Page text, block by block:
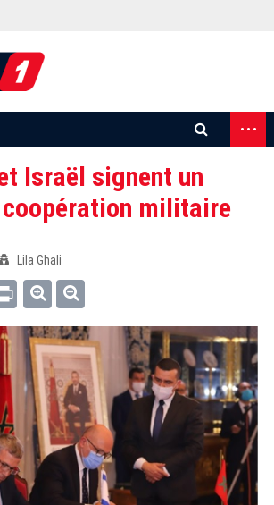
...
Israël signent un
militaire
Lila Ghali
Print